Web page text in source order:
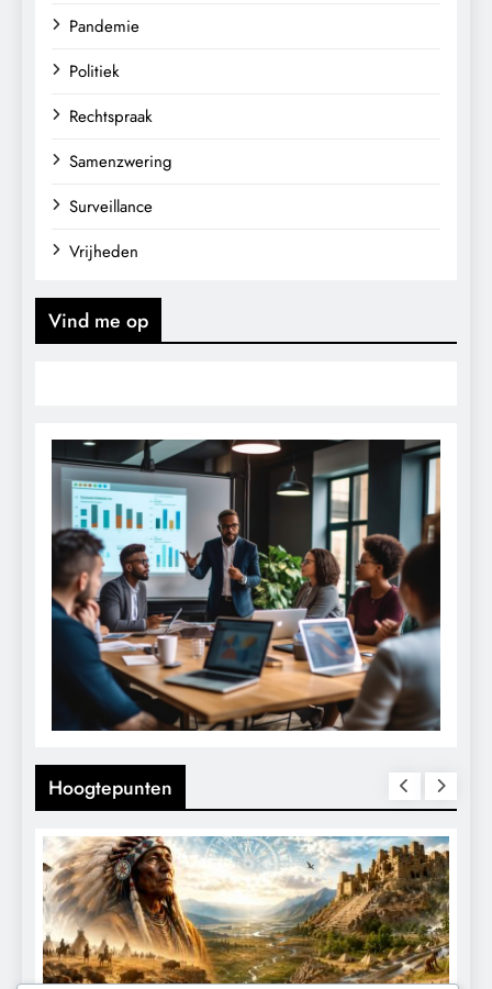
Pandemie
Politiek
Rechtspraak
Samenzwering
Surveillance
Vrijheden
Vind me op
Hoogtepunten